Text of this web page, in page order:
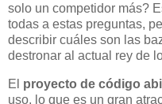
solo un competidor más?
todas a estas preguntas,
describir cuáles son las
destronar al actual rey de
El proyecto de código
uso, lo que es un gran